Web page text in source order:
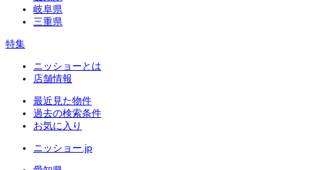
岐阜県
三重県
特集
ニッショーとは
店舗情報
最近見た物件
過去の検索条件
お気に入り
ニッショー.jp